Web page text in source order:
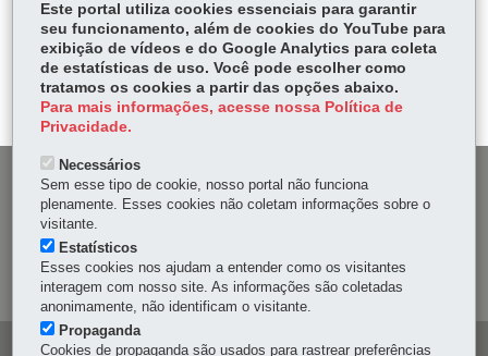
ce
bo
ok
Tw
itt
er
ha
ts
Ap
p
Voltar Início Imprimir Baixar
MAPA DO SITE
DENUNCIE CORRUPÇÃO
OUVIDORIA
Este portal utiliza cookies essenciais para garantir
seu funcionamento, além de cookies do YouTube para
exibição de vídeos e do Google Analytics para coleta
de estatísticas de uso. Você pode escolher como
tratamos os cookies a partir das opções abaixo.
Para mais informações, acesse nossa Política de
Privacidade.
Necessários
Sem esse tipo de cookie, nosso portal não funciona
plenamente. Esses cookies não coletam informações sobre o
visitante.
Estatísticos
Esses cookies nos ajudam a entender como os visitantes
interagem com nosso site. As informações são coletadas
anonimamente, não identificam o visitante.
Propaganda
Cookies de propaganda são usados para rastrear preferências